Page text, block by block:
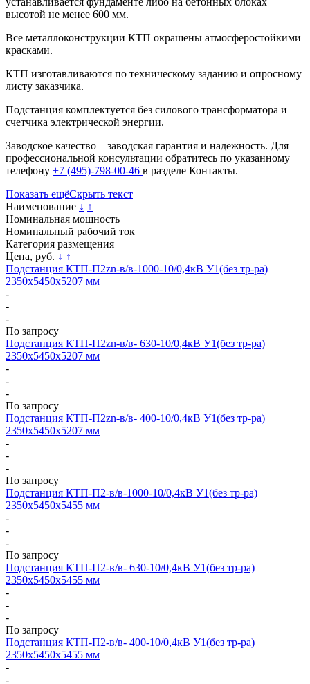
высотой не менее 600 мм.
Все металлоконструкции КТП окрашены атмосферостойкими
красками.
КТП изготавливаются по техническому заданию и опросному
листу заказчика.
Подстанция комплектуется без силового трансформатора и
счетчика электрической энергии.
Заводское качество – заводская гарантия и надежность. Для
профессиональной консультации обратитесь по указанному
телефону +7 (495)-798-00-46 в разделе Контакты.
Показать ещёСкрыть текст
Наименование ↓ ↑
Номинальная мощность
Номинальный рабочий ток
Категория размещения
Цена, руб. ↓ ↑
Подстанция КТП-П2zn-в/в-1000-10/0,4кВ У1(без тр-ра)
2350х5450х5207 мм
-
-
-
По запросу
Подстанция КТП-П2zn-в/в- 630-10/0,4кВ У1(без тр-ра)
2350х5450х5207 мм
-
-
-
По запросу
Подстанция КТП-П2zn-в/в- 400-10/0,4кВ У1(без тр-ра)
2350х5450х5207 мм
-
-
-
По запросу
Подстанция КТП-П2-в/в-1000-10/0,4кВ У1(без тр-ра)
2350х5450х5455 мм
-
-
-
По запросу
Подстанция КТП-П2-в/в- 630-10/0,4кВ У1(без тр-ра)
2350х5450х5455 мм
-
-
-
По запросу
Подстанция КТП-П2-в/в- 400-10/0,4кВ У1(без тр-ра)
2350х5450х5455 мм
-
-